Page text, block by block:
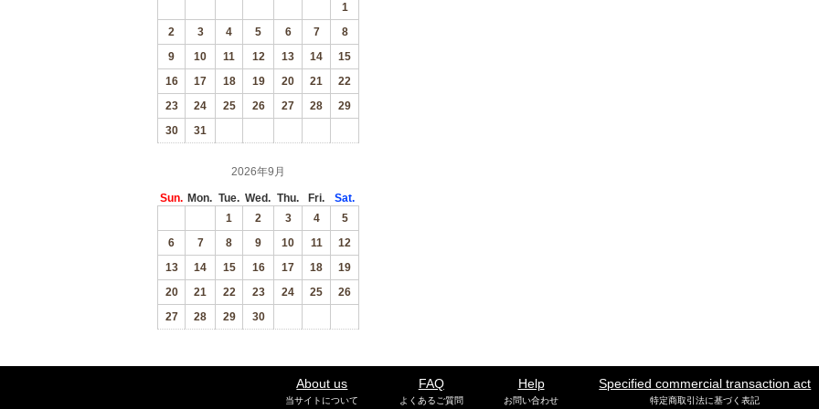
1
2
3 4 5 6 7
8
9
10 11 12 13 14
15
16
17 18 19 20 21
22
23
24 25 26 27 28
29
30
31
2026年9月
Sun. Mon. Tue. Wed. Thu. Fri.
Sat.
1
2 3 4
5
6
7 8 9 10 11
12
13
14 15 16 17 18
19
20
21 22 23 24 25
26
27
28 29 30
About us
当サイトについて
FAQ
よくあるご質問
Help
お問い合わせ
Specified commercial transaction act
特定商取引法に基づく表記